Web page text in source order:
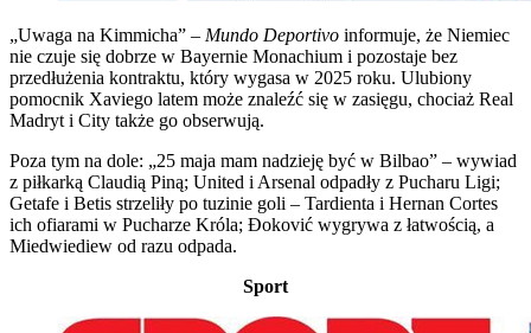
„Uwaga na Kimmicha” – Mundo Deportivo informuje, że Niemiec
nie czuje się dobrze w Bayernie Monachium i pozostaje bez
przedłużenia kontraktu, który wygasa w 2025 roku. Ulubiony
pomocnik Xaviego latem może znaleźć się w zasięgu, chociaż Real
Madryt i City także go obserwują.
Poza tym na dole: „25 maja mam nadzieję być w Bilbao” – wywiad
z piłkarką Claudią Piną; United i Arsenal odpadły z Pucharu Ligi;
Getafe i Betis strzeliły po tuzinie goli – Tardienta i Hernan Cortes
ich ofiarami w Pucharze Króla; Đoković wygrywa z łatwością, a
Miedwiediew od razu odpada.
Sport